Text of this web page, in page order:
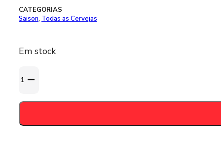
CATEGORIAS
Saison, Todas as Cervejas
Em stock
de
1897
33cl